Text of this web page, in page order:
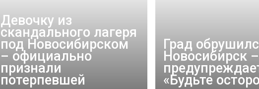
Девочку из
скандального лагеря
под Новосибирском
– официально
признали
потерпевшей
Град
Новосибирск
«Будьте